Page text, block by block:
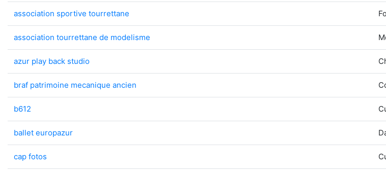
association sportive tourrettane
association tourrettane de modelisme
azur play back studio
braf patrimoine mecanique ancien
b612
ballet europazur
cap fotos